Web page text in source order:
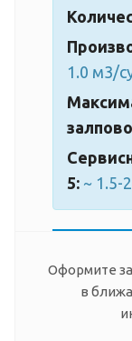
1.0 м3/
5: ~ 1.5-
Оформите
в